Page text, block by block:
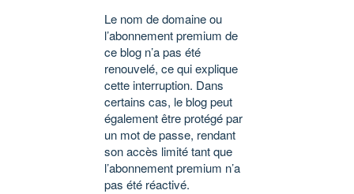
Le nom de domaine ou
l’abonnement premium de
ce blog n’a pas été
renouvelé, ce qui explique
cette interruption. Dans
certains cas, le blog peut
également être protégé par
un mot de passe, rendant
son accès limité tant que
l’abonnement premium n’a
pas été réactivé.